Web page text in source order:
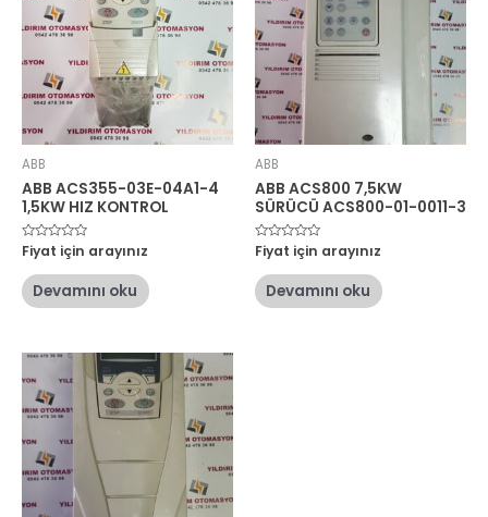
ABB
ABB ACS355-03E-04A1-4
1,5KW HIZ KONTROL
5
üzerinden
oy
aldı
Fiyat için arayınız
Devamını oku
ABB
ABB ACS800 7,5KW
SÜRÜCÜ ACS800-01-0011-3
5
üzerinden
oy
aldı
Fiyat için arayınız
Devamını oku